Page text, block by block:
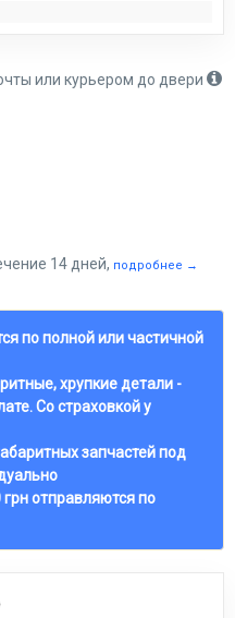
или курьером до двери
14 дней, подробнее →
по полной или частичной
хрупкие детали -
Со страховкой у
запчастей под
отправляются по